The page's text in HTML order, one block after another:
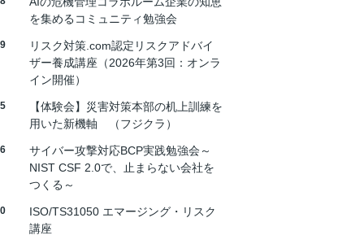
を集めるコミュニティ勉強会
リスク対策.com認定リスクアドバイ
ザー養成講座（2026年第3回：オンラ
イン開催）
【体験会】災害対策本部の机上訓練を
用いた新機軸 （フジクラ）
サイバー攻撃対応BCP実践勉強会～
NIST CSF 2.0で、止まらない会社を
つくる～
ISO/TS31050 エマージング・リスク
講座